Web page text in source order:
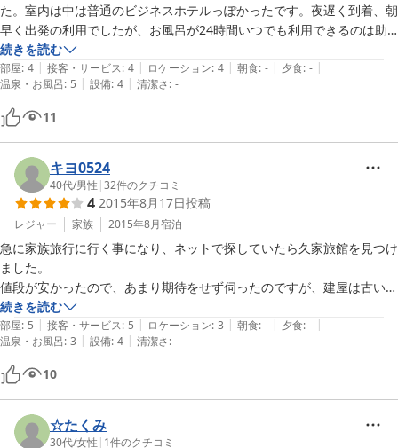
た。室内は中は普通のビジネスホテルっぽかったです。夜遅く到着、朝
早く出発の利用でしたが、お風呂が24時間いつでも利用できるのは助
かりました。女将さんのニコニコした温和な人柄が良かったです。洗面
所のタイルがレトロで可愛いですね。
続きを読む
部屋: 4 | 接客・サービス: 4 | ロケーション: 4 | 朝食: - | 夕食: - |
温泉・お風呂: 5 | 設備: 4 | 清潔さ: -
11
キヨ0524
40代/男性 |32件のクチコミ
4 2015年8月17日投稿
レジャー 家族 2015年8月宿泊
急に家族旅行に行く事になり、ネットで探していたら久家旅館を見つけ
ました。
値段が安かったので、あまり期待をせず伺ったのですが、建屋は古いも
のの
部屋は広く、きれいに掃除がされていて、家族全員満足でした。
続きを読む
部屋: 5 | 接客・サービス: 5 | ロケーション: 3 | 朝食: - | 夕食: - |
温泉・お風呂: 3 | 設備: 4 | 清潔さ: -
10
☆たくみ
30代/女性 | 1件のクチコミ